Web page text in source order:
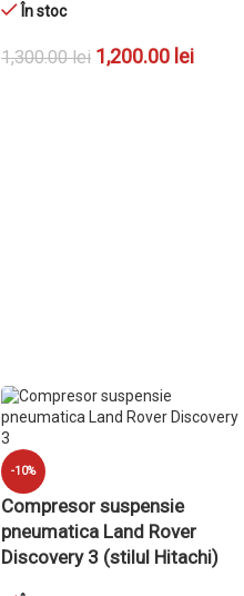
În stoc
1,300.00lei 1,200.00 lei
-10%
Compresor suspensie
pneumatica Land Rover
Discovery 3 (stilul Hitachi)